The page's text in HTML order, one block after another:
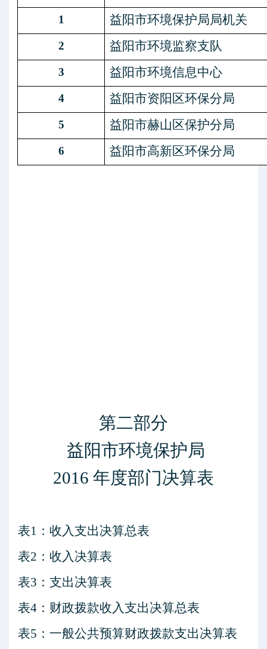
1 益阳市环境保护局局机关
2 益阳市环境监察支队
3 益阳市环境信息中心
4 益阳市资阳区环保分局
5 益阳市赫山区保护分局
6 益阳市高新区环保分局
第二部分
益阳市环境保护局
2016 年度部门决算表
表1 ：收入支出决算总表
表2 ：收入决算表
表3 ：支出决算表
表4 ：财政拨款收入支出决算总表
表5 ：一般公共预算财政拨款支出决算表